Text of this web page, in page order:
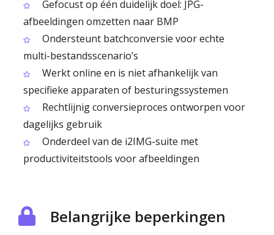
Gefocust op één duidelijk doel: JPG-
afbeeldingen omzetten naar BMP
Ondersteunt batchconversie voor echte
multi-bestandsscenario’s
Werkt online en is niet afhankelijk van
specifieke apparaten of besturingssystemen
Rechtlijnig conversieproces ontworpen voor
dagelijks gebruik
Onderdeel van de i2IMG-suite met
productiviteitstools voor afbeeldingen
Belangrijke beperkingen